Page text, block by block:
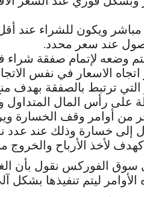
ويكون للشراء عند
عند سعر محدد.
وضعه لإتمام صفقة
الاسعار في نفس
التي ترتبط بالصفقة بهدف
على رأس المال المتداول
من أوامر وقف الخسارة
إلى خسارة وذلك عند عدد
لأخذ الأرباح والخروج
سوق الفوركس نقول بأن
ليتم تنفيذها بشكل